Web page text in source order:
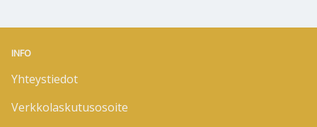
INFO
Yhteystiedot
Verkkolaskutusosoite